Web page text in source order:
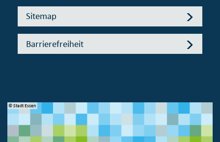
Sitemap
Barrierefreiheit
© Stadt Essen